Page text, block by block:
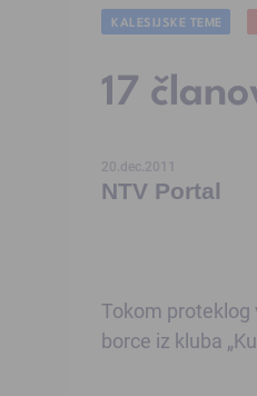
KALESIJSKE TEME
17
20.dec.2011
NTV Portal
Tokom proteklog
borce iz kluba